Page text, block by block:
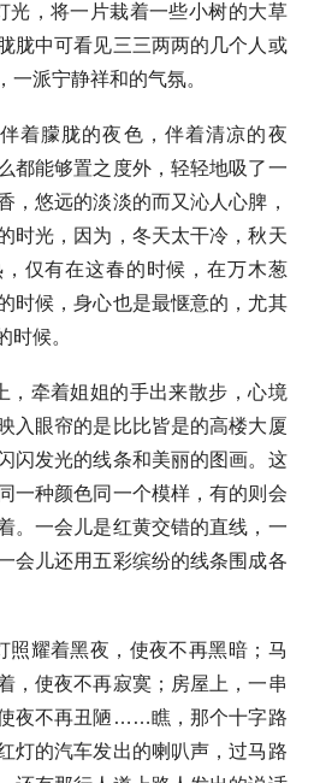
光，将一片栽着一些小树的大草
胧中可看见三三两两的几个人或
一派宁静祥和的气氛。
着朦胧的夜色，伴着清凉的夜
都能够置之度外，轻轻地吸了一
，悠远的淡淡的而又沁人心脾，
时光，因为，冬天太干冷，秋天
仅有在这春的时候，在万木葱
时候，身心也是最惬意的，尤其
时候。
，牵着姐姐的手出来散步，心境
入眼帘的是比比皆是的高楼大厦
闪发光的线条和美丽的图画。这
一种颜色同一个模样，有的则会
。一会儿是红黄交错的直线，一
会儿还用五彩缤纷的线条围成各
照耀着黑夜，使夜不再黑暗；马
，使夜不再寂寞；房屋上，一串
夜不再丑陋……瞧，那个十字路
灯的汽车发出的喇叭声，过马路